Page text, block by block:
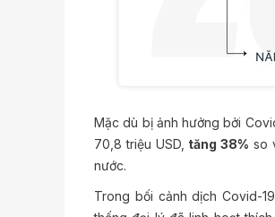
Mặc dù bị ảnh hưởng bởi
70,8 triệu USD, tăng 38% so
nước.
Trong bối cảnh dịch Covid-